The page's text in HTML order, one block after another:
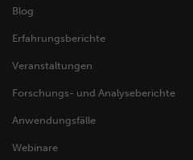
Blog
Erfahrungsberichte
Veranstaltungen
Forschungs- und Analyseberichte
Anwendungsfälle
Webinare